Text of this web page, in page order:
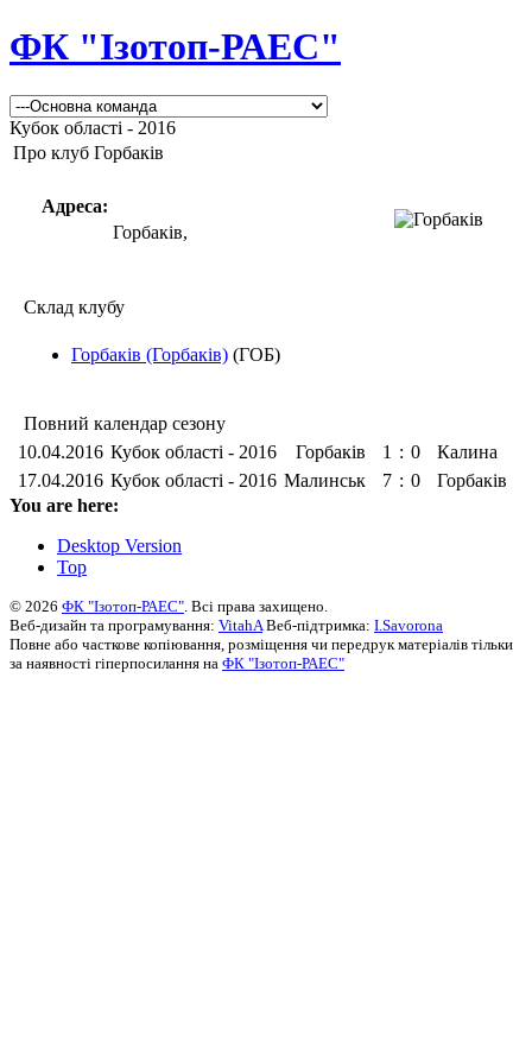
ФК "Ізотоп-РАЕС"
Кубок області - 2016
Про клуб Горбаків
Адреса:
Горбаків,
Склад клубу
Горбаків (Горбаків) (ГОБ)
Повний календар сезону
10.04.2016 Кубок області - 2016 Горбаків 1 : 0
Калина
17.04.2016 Кубок області - 2016 Малинськ 7 : 0
Горбаків
You are here:
Desktop Version
Top
© 2026 ФК "Ізотоп-РАЕС" . Всі права захищено.
Веб-дизайн та програмування: VitahA Веб-підтримка: I.Savorona
Повне або часткове копіювання, розміщення чи передрук матеріалів тільки
за наявності гіперпосилання на ФК "Ізотоп-РАЕС"